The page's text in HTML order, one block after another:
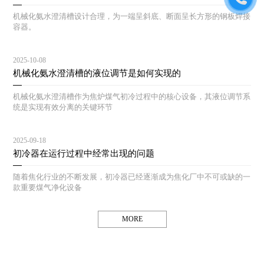
机械化氨水澄清槽设计合理，为一端呈斜底、断面呈长方形的钢板焊接
容器。
2025-10-08
机械化氨水澄清槽的液位调节是如何实现的
机械化氨水澄清槽作为焦炉煤气初冷过程中的核心设备，其液位调节系
统是实现有效分离的关键环节
2025-09-18
初冷器在运行过程中经常出现的问题
随着焦化行业的不断发展，初冷器已经逐渐成为焦化厂中不可或缺的一
款重要煤气净化设备
MORE